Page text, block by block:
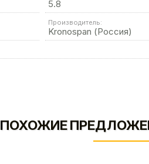
5.8
Производитель:
Kronospan (Россия)
ПОХОЖИЕ